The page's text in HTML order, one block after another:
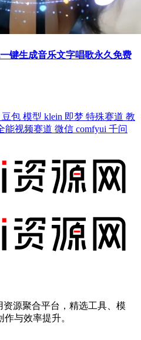
键生成音乐文字唱歌永久免费
豆包 模型 klein 即梦 特殊赛道 教
能视频赛道 微信 comfyui 千问
源聚合平台，精选工具、模
与效率提升。